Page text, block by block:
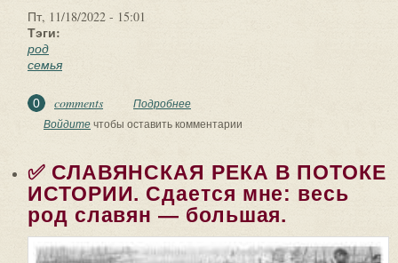
Пт, 11/18/2022 - 15:01
Тэги:
род
семья
0 comments Подробнее
ответить на вопрос, как складывались
Войдитечтобы оставить комментарии
✅ СЛАВЯНСКАЯ РЕКА В ПОТОКЕ
ИСТОРИИ. Сдается мне: весь
род славян — большая.